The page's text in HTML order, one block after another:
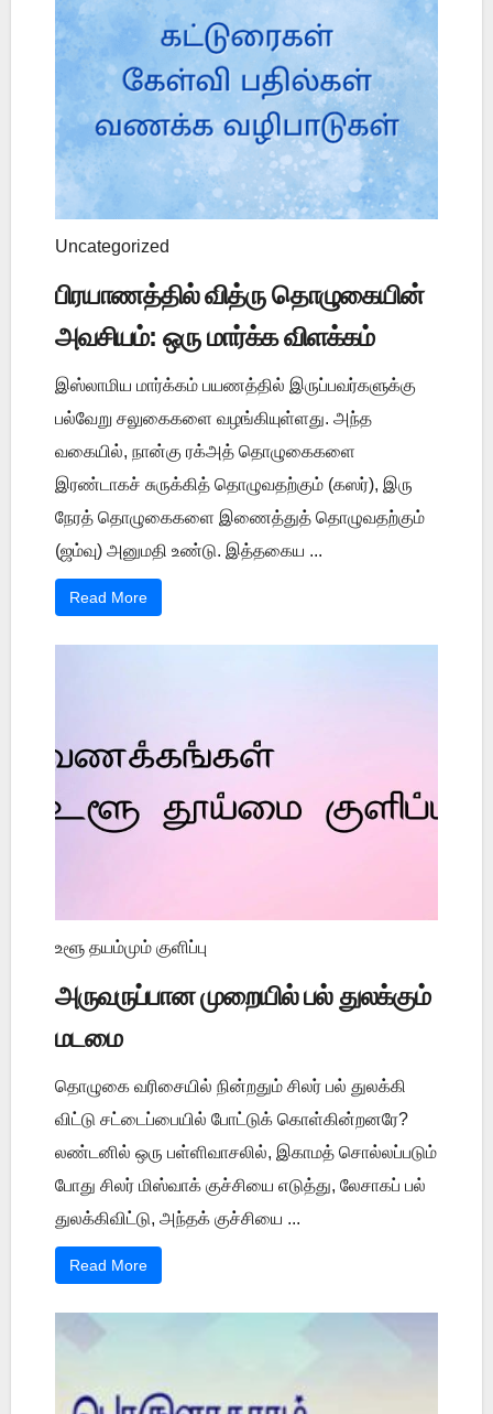
Uncategorized
பிரயாணத்தில் வித்ரு தொழுகையின்
அவசியம்: ஒரு மார்க்க விளக்கம்
இஸ்லாமிய மார்க்கம் பயணத்தில் இருப்பவர்களுக்கு
பல்வேறு சலுகைகளை வழங்கியுள்ளது. அந்த
வகையில், நான்கு ரக்அத் தொழுகைகளை
இரண்டாகச் சுருக்கித் தொழுவதற்கும் (கஸர்), இரு
நேரத் தொழுகைகளை இணைத்துத் தொழுவதற்கும்
(ஜம்வு) அனுமதி உண்டு. இத்தகைய ...
Read More
உளூ தயம்மும் குளிப்பு
அருவருப்பான முறையில் பல் துலக்கும்
மடமை
தொழுகை வரிசையில் நின்றதும் சிலர் பல் துலக்கி
விட்டு சட்டைப்பையில் போட்டுக் கொள்கின்றனரே?
லண்டனில் ஒரு பள்ளிவாசலில், இகாமத் சொல்லப்படும்
போது சிலர் மிஸ்வாக் குச்சியை எடுத்து, லேசாகப் பல்
துலக்கிவிட்டு, அந்தக் குச்சியை ...
Read More